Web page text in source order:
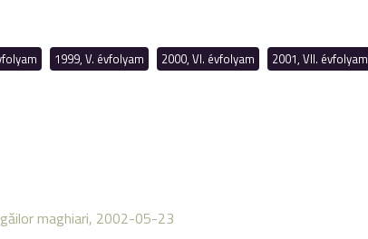
1999, V. évfolyam 2000, VI. évfolyam 2001, VII. évfolyam
maghiari, 2002-05-23